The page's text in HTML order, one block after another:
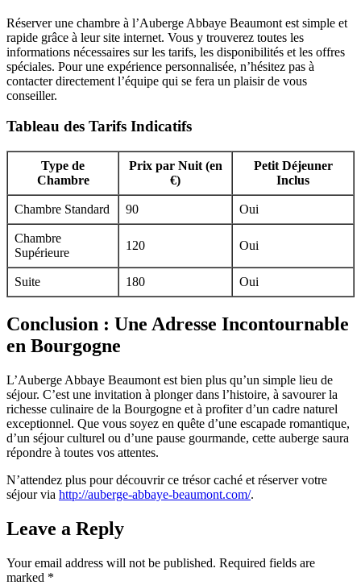
Réserver une chambre à l’Auberge Abbaye Beaumont est simple et
rapide grâce à leur site internet. Vous y trouverez toutes les
informations nécessaires sur les tarifs, les disponibilités et les offres
spéciales. Pour une expérience personnalisée, n’hésitez pas à
contacter directement l’équipe qui se fera un plaisir de vous
conseiller.
Tableau des Tarifs Indicatifs
Type de
Chambre
Prix par Nuit (en
€)
Petit Déjeuner
Inclus
Chambre Standard 90 Oui
Chambre
Supérieure
120 Oui
Suite 180 Oui
Conclusion : Une Adresse Incontournable
en Bourgogne
L’Auberge Abbaye Beaumont est bien plus qu’un simple lieu de
séjour. C’est une invitation à plonger dans l’histoire, à savourer la
richesse culinaire de la Bourgogne et à profiter d’un cadre naturel
exceptionnel. Que vous soyez en quête d’une escapade romantique,
d’un séjour culturel ou d’une pause gourmande, cette auberge saura
répondre à toutes vos attentes.
N’attendez plus pour découvrir ce trésor caché et réserver votre
séjour via http://auberge-abbaye-beaumont.com/.
Leave a Reply
Your email address will not be published. Required fields are
marked *